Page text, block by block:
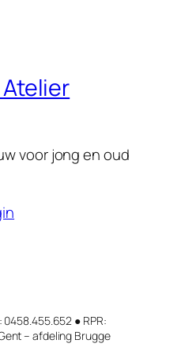
voor jong en oud
0458.455.652 ● RPR:
– afdeling Brugge